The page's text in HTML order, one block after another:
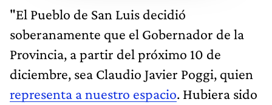
"El Pueblo de San Luis decidió
soberanamente que el Gobernador de la
Provincia, a partir del próximo 10 de
diciembre, sea Claudio Javier Poggi, quien
representa a nuestro espacio. Hubiera sido